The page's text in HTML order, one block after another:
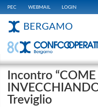
PEC WEBMAIL LOGIN
BERGAMO
Incontro
Treviglio